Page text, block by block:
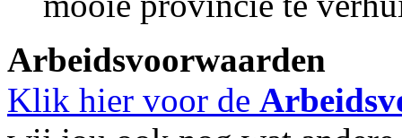
Arbeidsvoorwaarden
Klik hier voor de